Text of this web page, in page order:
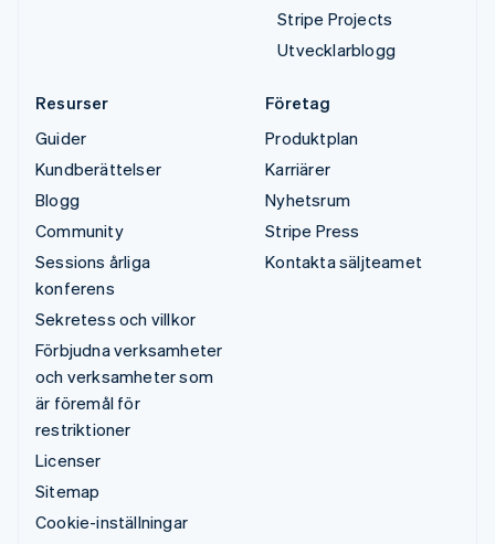
Stripe Projects
Utvecklarblogg
Resurser
Guider
Kundberättelser
Blogg
Community
Sessions årliga
konferens
Sekretess och villkor
Förbjudna verksamheter
och verksamheter som
är föremål för
restriktioner
Licenser
Sitemap
Cookie-inställningar
Företag
Produktplan
Karriärer
Nyhetsrum
Stripe Press
Kontakta säljteamet